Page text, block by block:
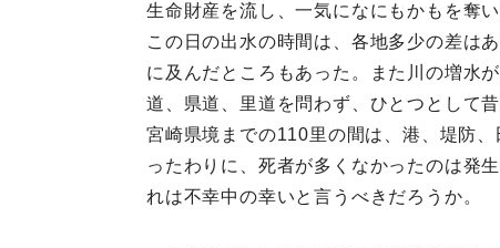
生命財産を流し、一気になにもかもを奪い
この日の出水の時間は、各地多少の差は
に及んだところもあった。また川の増水
道、県道、里道を問わず、ひとつとして
宮崎県境までの110里の間は、港、堤防
ったわりに、死者が多くなかったのは発
れは不幸中の幸いと言うべきだろうか。